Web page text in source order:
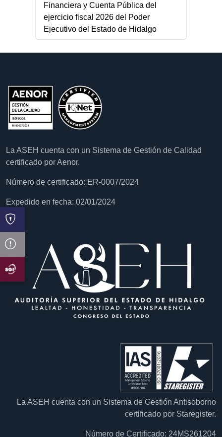
Financiera y Cuenta Pública del
ejercicio fiscal 2026 del Poder
Ejecutivo del Estado de Hidalgo
La ASEH cuenta con un Sistema de Gestión de Calidad
certificado por Aenor.
Número de certificado: ER-0007/2024
Expedido en fecha: 02/01/2024
La ASEH cuenta con un Sistema de Gestión Antisoborno
certificado por Staregister.
Número de Certificado: 24MS261204